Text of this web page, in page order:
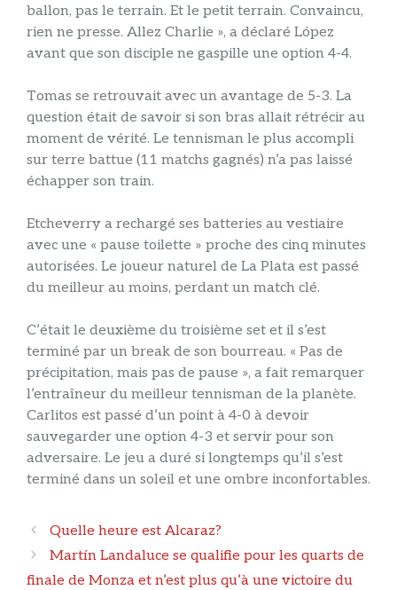
ballon, pas le terrain. Et le petit terrain. Convaincu,
rien ne presse. Allez Charlie », a déclaré López
avant que son disciple ne gaspille une option 4-4.
Tomas se retrouvait avec un avantage de 5-3. La
question était de savoir si son bras allait rétrécir au
moment de vérité. Le tennisman le plus accompli
sur terre battue (11 matchs gagnés) n’a pas laissé
échapper son train.
Etcheverry a rechargé ses batteries au vestiaire
avec une « pause toilette » proche des cinq minutes
autorisées. Le joueur naturel de La Plata est passé
du meilleur au moins, perdant un match clé.
C’était le deuxième du troisième set et il s’est
terminé par un break de son bourreau. « Pas de
précipitation, mais pas de pause », a fait remarquer
l’entraîneur du meilleur tennisman de la planète.
Carlitos est passé d’un point à 4-0 à devoir
sauvegarder une option 4-3 et servir pour son
adversaire. Le jeu a duré si longtemps qu’il s’est
terminé dans un soleil et une ombre inconfortables.
Navigation
des
Quelle heure est Alcaraz?
Martín Landaluce se qualifie pour les quarts de
finale de Monza et n’est plus qu’à une victoire du